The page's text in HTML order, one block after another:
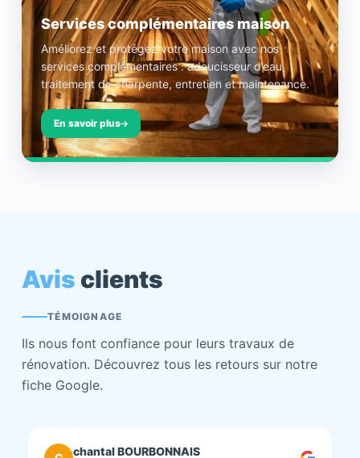
Services complémentaires maison
Améliorez et protégez votre maison avec nos
services complémentaires : adoucisseur d’eau,
traitement de charpente, entretien et maintenance.
En savoir plus
Avis clients
TÉMOIGNAGE
Ils nous font confiance pour leurs travaux de
rénovation. Découvrez tous les retours sur notre
fiche Google.
chantal BOURBONNAIS